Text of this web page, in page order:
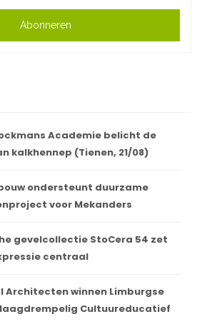
Abonneren
Academie belicht de
kalkhennep (Tienen, 21/08)
ondersteunt duurzame
voor Mekanders
gevelcollectie StoCera 54 zet
centraal
Architecten winnen Limburgse
laagdrempelig Cultuureducatief